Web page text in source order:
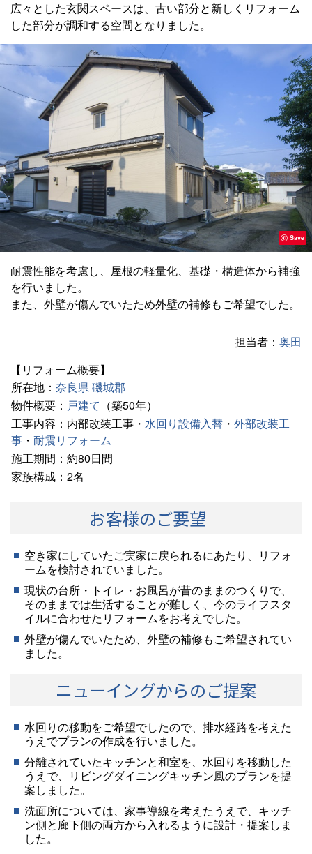
広々とした玄関スペースは、古い部分と新しくリフォーム
した部分が調和する空間となりました。
Save
耐震性能を考慮し、屋根の軽量化、基礎・構造体から補強
を行いました。
また、外壁が傷んでいたため外壁の補修もご希望でした。
担当者： 奥田
【リフォーム概要】
所在地： 奈良県磯城郡
物件概要： 戸建て （築50年）
工事内容：内部改装工事・ 水回り設備入替 ・ 外部改装工
事 ・ 耐震リフォーム
施工期間：約80日間
家族構成：2名
お客様のご要望
空き家にしていたご実家に戻られるにあたり、リフォ
ームを検討されていました。
現状の台所・トイレ・お風呂が昔のままのつくりで、
そのままでは生活することが難しく、今のライフスタ
イルに合わせたリフォームをお考えでした。
外壁が傷んでいたため、外壁の補修もご希望されてい
ました。
ニューイングからのご提案
水回りの移動をご希望でしたので、排水経路を考えた
うえでプランの作成を行いました。
分離されていたキッチンと和室を、水回りを移動した
うえで、リビングダイニングキッチン風のプランを提
案しました。
洗面所については、家事導線を考えたうえで、キッチ
ン側と廊下側の両方から入れるように設計・提案しま
した。